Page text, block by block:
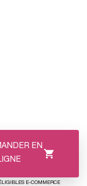
EN
E-COMMERCE